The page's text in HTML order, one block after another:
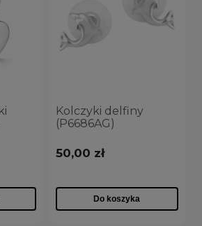
Kolczyki delfiny
(P6686AG)
50,00 zł
Do koszyka